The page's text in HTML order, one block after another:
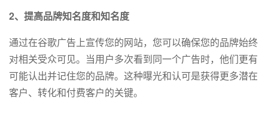
2、提高品牌知名度和知名度
通过在谷歌广告上宣传您的网站，您可以确保您的品牌始终
对相关受众可见。当用户多次看到同一个广告时，他们更有
可能认出并记住您的品牌。这种曝光和认可是获得更多潜在
客户、转化和付费客户的关键。